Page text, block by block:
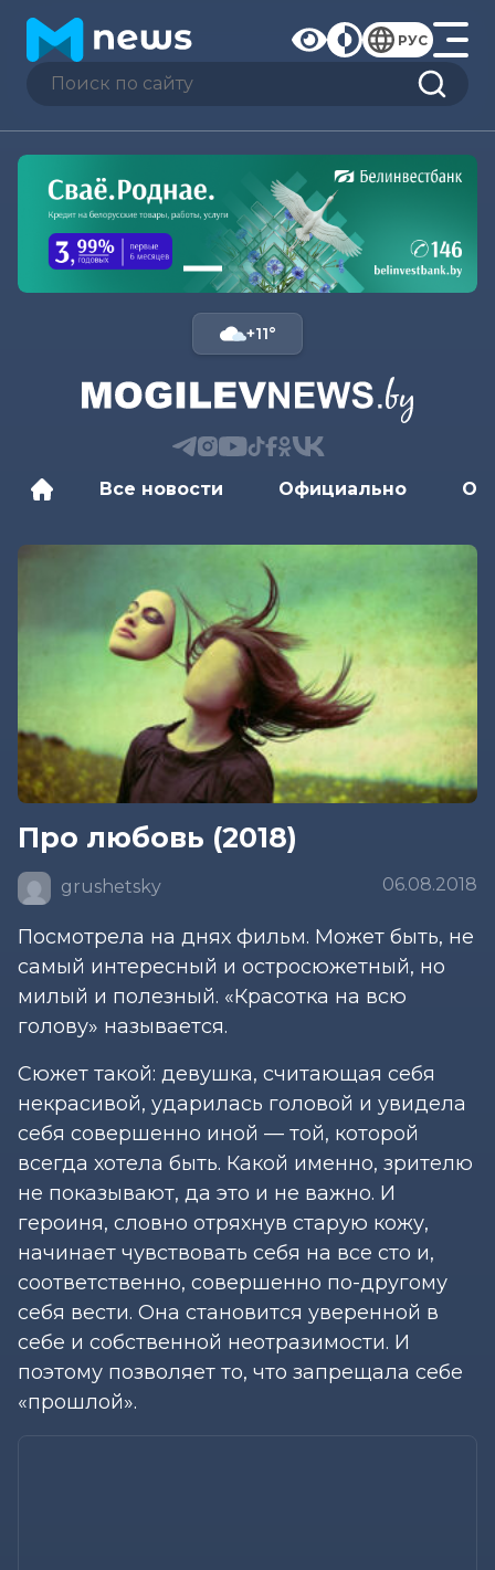
РУС
+11°
Все новости Официально
Про любовь (2018)
grushetsky 06.08.2018
Посмотрела на днях фильм. Может быть, не
самый интересный и остросюжетный, но
милый и полезный. «Красотка на всю
голову» называется.
Сюжет такой: девушка, считающая себя
некрасивой, ударилась головой и увидела
себя совершенно иной — той, которой
всегда хотела быть. Какой именно, зрителю
не показывают, да это и не важно. И
героиня, словно отряхнув старую кожу,
начинает чувствовать себя на все сто и,
соответственно, совершенно по-другому
себя вести. Она становится уверенной в
себе и собственной неотразимости. И
поэтому позволяет то, что запрещала себе
«прошлой».